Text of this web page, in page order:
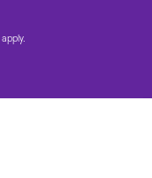
apply.